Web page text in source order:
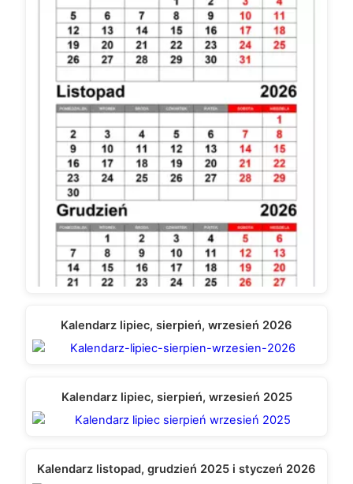
Kalendarz lipiec, sierpień, wrzesień 2026
Kalendarz lipiec, sierpień, wrzesień 2025
Kalendarz listopad, grudzień 2025 i styczeń 2026